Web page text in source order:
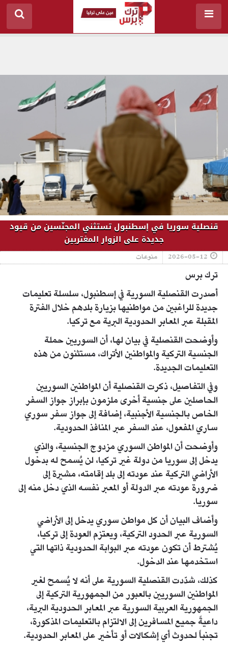
قنصلية سوريا في إسطنبول تستثني المجنّسين من قيود
جديدة على الزوار المغتربين
2026-05-12 منوعات
ترك برس
أصدرت القنصلية السورية في إسطنبول، سلسلة تعليمات
جديدة للراغبين من مواطنيها بزيارة بلدهم خلال الفترة
المقبلة عبر المعابر الحدودية البرية مع تركيا.
وأوضحت القنصلية في بيان لها، أن السوريين حملة
الجنسية التركية والمواطنين الأتراك، مستثنون من هذه
التعليمات الجديدة.
وفي التفاصيل، ذكرت القنصلية أن المواطنين السوريين
الحاصلين على جنسية أخرى ملزمون بإبراز جواز السفر
الخاص بالجنسية الأجنبية، إضافة إلى جواز سفر سوري
ساري المفعول، عند السفر عبر المنافذ الحدودية.
وأوضحت أن المواطن السوري مزدوج الجنسية، والذي
يدخل إلى سوريا من دولة غير تركيا، لن يُسمح له بدخول
الأراضي التركية عند عودته إلى بلد إقامته، مشيرة إلى
ضرورة عودته عبر الدولة أو المعبر نفسه الذي دخل منه إلى
سوريا.
وأضاف البيان أن كل مواطن سوري يدخل إلى الأراضي
السورية عبر الحدود التركية، ويعتزم العودة إلى تركيا،
يُشترط أن تكون عودته عبر البوابة الحدودية ذاتها التي
استخدمها عند الدخول.
كذلك، شدّدت القنصلية السورية على أنه لا يُسمح لغير
المواطنين السوريين بالعبور من الجمهورية التركية إلى
الجمهورية العربية السورية عبر المعابر الحدودية البرية،
داعيةً جميع المسافرين إلى الالتزام بالتعليمات المذكورة،
تجنباً لحدوث أي إشكالات أو تأخير على المعابر الحدودية.